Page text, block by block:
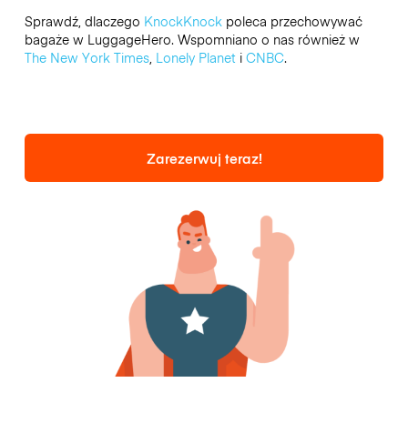
Sprawdź, dlaczego KnockKnockpoleca przechowywać
bagaże w LuggageHero. Wspomniano o nas również w
The New York Times, Lonely Planeti CNBC.
Zarezerwuj teraz!